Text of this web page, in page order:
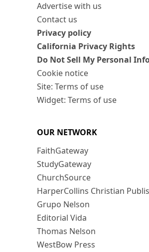
Advertise with us
Contact us
Privacy policy
California Privacy Rights
Do Not Sell My Personal
Cookie notice
Site: Terms of use
Widget: Terms of use
OUR NETWORK
FaithGateway
StudyGateway
ChurchSource
HarperCollins Christian
Grupo Nelson
Editorial Vida
Thomas Nelson
WestBow Press